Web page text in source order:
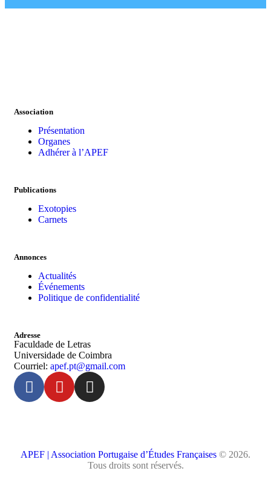
Association
Présentation
Organes
Adhérer à l’APEF
Publications
Exotopies
Carnets
Annonces
Actualités
Événements
Politique de confidentialité
Adresse
Faculdade de Letras
Universidade de Coimbra
Courriel: apef.pt@gmail.com
APEF | Association Portugaise d’Études Françaises © 2026.
Tous droits sont réservés.